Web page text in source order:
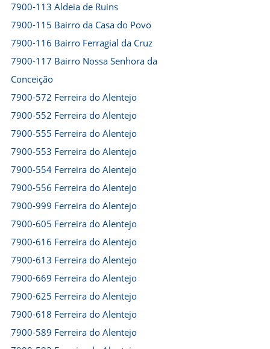
7900-113 Aldeia de Ruins
7900-115 Bairro da Casa do Povo
7900-116 Bairro Ferragial da Cruz
7900-117 Bairro Nossa Senhora da
Conceição
7900-572 Ferreira do Alentejo
7900-552 Ferreira do Alentejo
7900-555 Ferreira do Alentejo
7900-553 Ferreira do Alentejo
7900-554 Ferreira do Alentejo
7900-556 Ferreira do Alentejo
7900-999 Ferreira do Alentejo
7900-605 Ferreira do Alentejo
7900-616 Ferreira do Alentejo
7900-613 Ferreira do Alentejo
7900-669 Ferreira do Alentejo
7900-625 Ferreira do Alentejo
7900-618 Ferreira do Alentejo
7900-589 Ferreira do Alentejo